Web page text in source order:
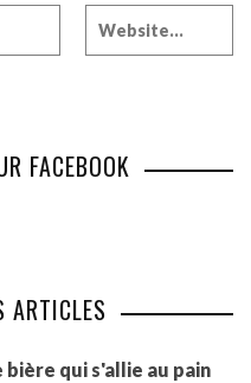
FACEBOOK
ARTICLES
bière qui s'allie au pain